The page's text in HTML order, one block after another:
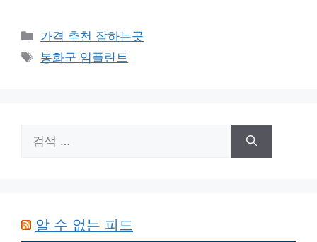
카
테
고
가격 추천 잘하는곳
태
봉화군 임플란트
색:
알 수 없는 피드